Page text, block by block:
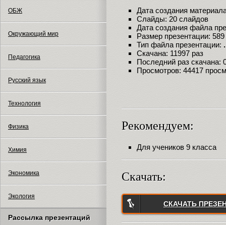
ОБЖ
Окружающий мир
Педагогика
Русский язык
Технология
Физика
Химия
Экономика
Экология
Рассылка презентаций
Дата создания
Слайды: 20 слайдов
Дата создания файла
Размер презентации:
Тип файла презентации:
Скачана: 11997 раз
Последний раз скачана:
Просмотров: 44417
Рекомендуем:
Для учеников 9 класса
Скачать:
СКАЧАТЬ